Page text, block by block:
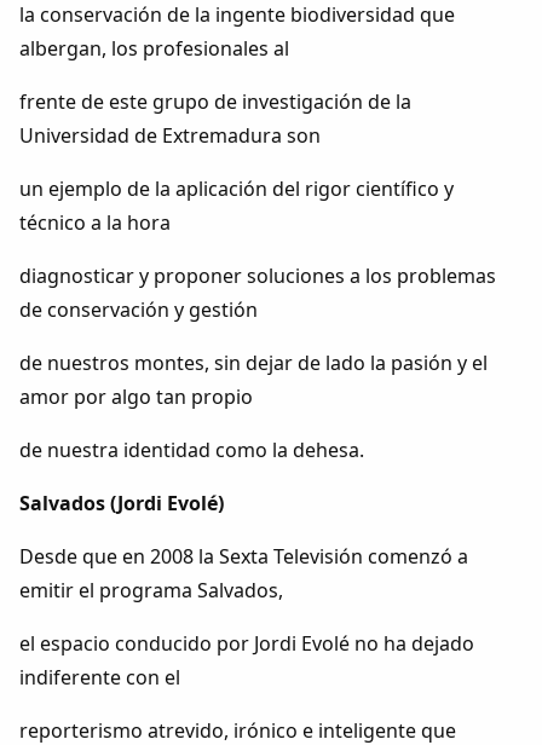
la conservación de la ingente biodiversidad que
albergan, los profesionales al
frente de este grupo de investigación de la
Universidad de Extremadura son
un ejemplo de la aplicación del rigor científico y
técnico a la hora
diagnosticar y proponer soluciones a los problemas
de conservación y gestión
de nuestros montes, sin dejar de lado la pasión y el
amor por algo tan propio
de nuestra identidad como la dehesa.
Salvados (Jordi Evolé)
Desde que en 2008 la Sexta Televisión comenzó a
emitir el programa Salvados,
el espacio conducido por Jordi Evolé no ha dejado
indiferente con el
reporterismo atrevido, irónico e inteligente que